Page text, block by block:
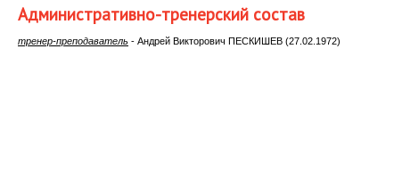
Административно-тренерский состав
тренер-преподаватель - Андрей Викторович ПЕСКИШЕВ (27.02.1972)